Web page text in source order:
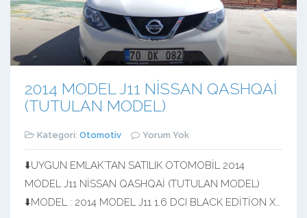
2014 MODEL J11 NİSSAN QASHQAİ
(TUTULAN MODEL)
Kategori: Otomotiv Yorum Yok
⬇️UYGUN EMLAK`TAN SATILIK OTOMOBİL 2014
MODEL J11 NİSSAN QASHQAİ (TUTULAN MODEL)
⬇️MODEL : 2014 MODEL J11 1.6 DCI BLACK EDİTİON X